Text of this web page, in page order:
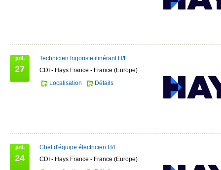
juil.
27
Technicien frigoriste itinérant H/F
CDI - Hays France - France (Europe)
Localisation
Détails
juil.
24
Chef d'équipe électricien H/F
CDI - Hays France - France (Europe)